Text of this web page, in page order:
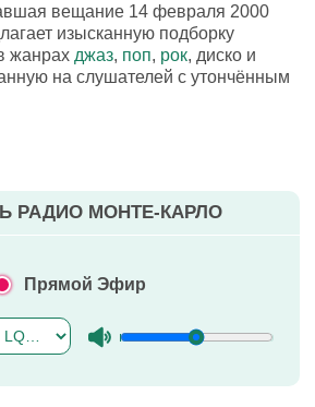
вещание 14 февраля 2000
изысканную подборку
жанрах джаз, поп, рок, диско и
на слушателей с утончённым
РАДИО МОНТЕ-КАРЛО
Прямой Эфир